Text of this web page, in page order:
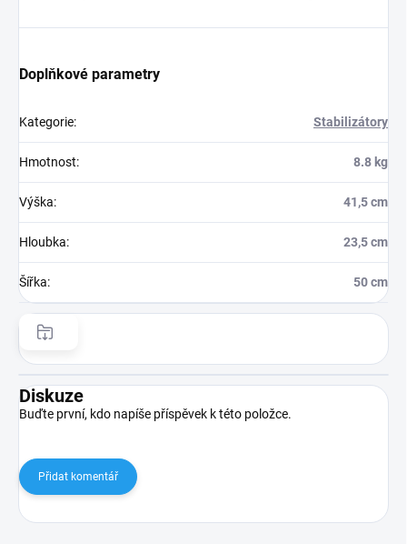
Doplňkové parametry
Kategorie: Stabilizátory
Hmotnost: 8.8 kg
Výška: 41,5 cm
Hloubka: 23,5 cm
Šířka: 50 cm
Diskuze
Buďte první, kdo napíše příspěvek k této položce.
Přidat komentář